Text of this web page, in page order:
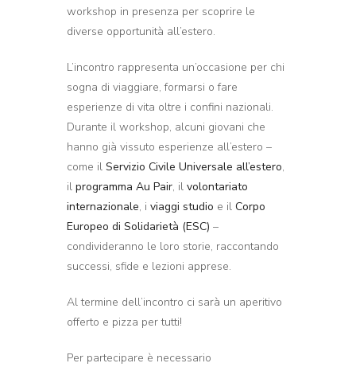
workshop in presenza per scoprire le
diverse opportunità all’estero.
L’incontro rappresenta un’occasione per chi
sogna di viaggiare, formarsi o fare
esperienze di vita oltre i confini nazionali.
Durante il workshop, alcuni giovani che
hanno già vissuto esperienze all’estero –
come il Servizio Civile Universale all’estero,
il programma Au Pair, il volontariato
internazionale, i viaggi studio e il Corpo
Europeo di Solidarietà (ESC) –
condivideranno le loro storie, raccontando
successi, sfide e lezioni apprese.
Al termine dell’incontro ci sarà un aperitivo
offerto e pizza per tutti!
Per partecipare è necessario